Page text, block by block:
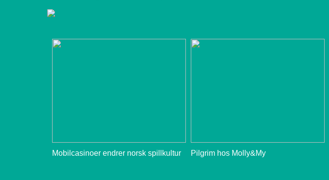
Mobilcasinoer endrer norsk spillkultur Pilgrim hos Molly&My